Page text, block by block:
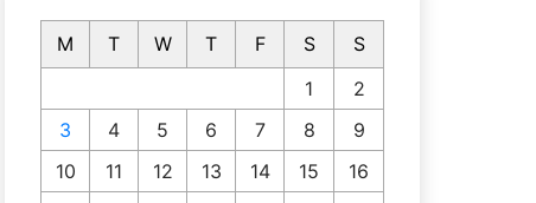
M T W T F S
S
1
2
3
4 5 6 7 8
9
10
11 12 13 14 15
16